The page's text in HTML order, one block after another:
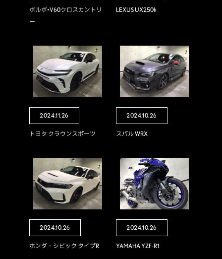
ボルボ•V60クロスカントリ
ー
LEXUS UX250h
2024.11.26
トヨタ クラウンスポーツ
2024.10.26
スバル WRX
2024.10.26
ホンダ・シビック タイプR
2024.10.26
YAMAHA YZF-R1